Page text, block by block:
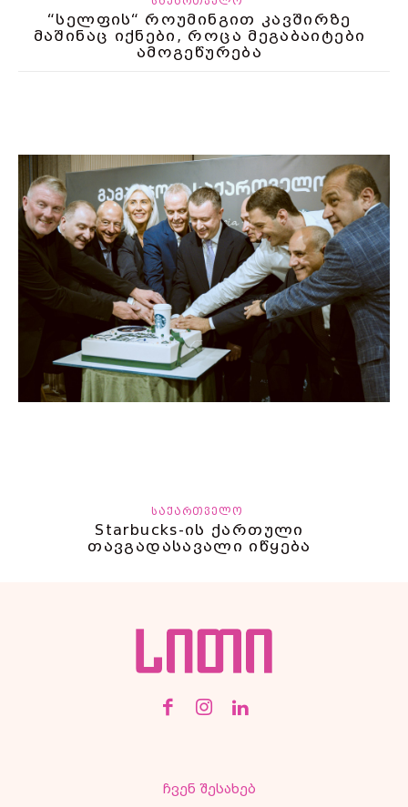
“სელფის“ როუმინგით კავშირზე
მაშინაც იქნები, როცა მეგაბაიტები
ამოგეწურება
ᲡᲐᲥᲐᲠᲗᲕᲔᲚᲝ
Starbucks-ის ქართული
თავგადასავალი იწყება
ჩვენ შესახებ